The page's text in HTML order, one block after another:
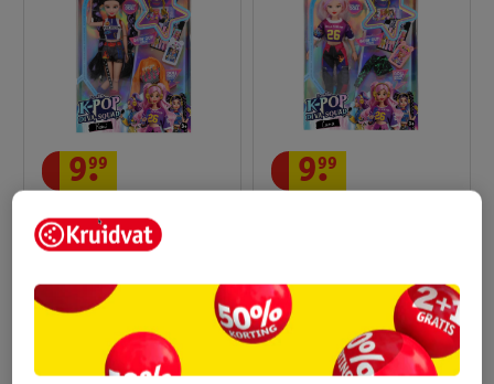
Squad Yumi Pop
9.
99 9.
99